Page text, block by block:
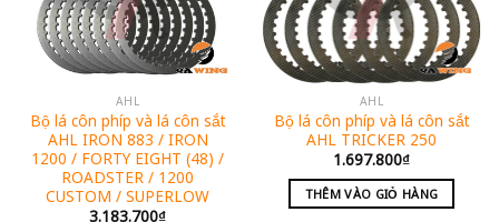
AHL
Bộ lá côn phíp và lá côn sắt
AHL IRON 883 / IRON
1200 / FORTY EIGHT (48) /
ROADSTER / 1200
CUSTOM / SUPERLOW
3.183.700₫
AHL
Bộ lá côn phíp và lá côn sắt
AHL TRICKER 250
1.697.800₫
THÊM VÀO GIỎ HÀNG